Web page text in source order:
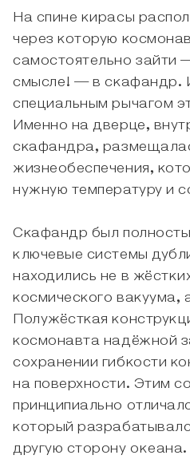
На спине кирасы
через которую
самостоятельно зайти
смысле! — в скафандр.
специальным рычагом
Именно на дверце,
скафандра,
жизнеобеспечения,
нужную температуру и
Скафандр был
ключевые системы
находились не в
космического вакуума,
Полужёсткая
космонавта надёжной
сохранении гибкости
на поверхности. Этим
принципиально
который
другую сторону океана.